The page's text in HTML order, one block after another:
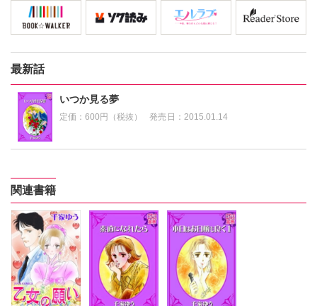
最新話
いつか見る夢
定価：600円（税抜） 発売日： 2015.01.14
関連書籍